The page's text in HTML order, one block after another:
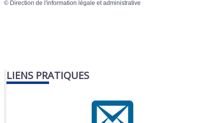
© Direction de l'information légale et administrative
LIENS PRATIQUES